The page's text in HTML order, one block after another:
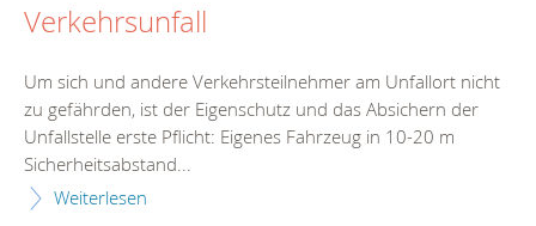
Verkehrsunfall
Um sich und andere Verkehrsteilnehmer am Unfallort nicht
zu gefährden, ist der Eigenschutz und das Absichern der
Unfallstelle erste Pflicht: Eigenes Fahrzeug in 10-20 m
Sicherheitsabstand...
Weiterlesen